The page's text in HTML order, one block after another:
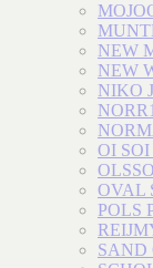
NEW
NEW
NIKO
OI
OVAL
POLS
SAND